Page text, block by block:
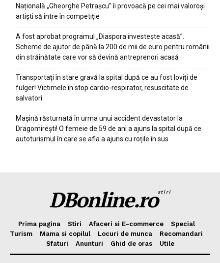
Națională „Gheorghe Petrașcu” îi provoacă pe cei mai valoroși
artiști să intre în competiție
A fost aprobat programul „Diaspora investește acasă”.
Scheme de ajutor de până la 200 de mii de euro pentru românii
din străinătate care vor să devină antreprenori acasă
Transportați în stare gravă la spital după ce au fost loviți de
fulger! Victimele în stop cardio-respirator, resuscitate de
salvatori
Mașină răsturnată în urma unui accident devastator la
Dragomirești! O femeie de 59 de ani a ajuns la spital după ce
autoturismul în care se afla a ajuns cu roțile în sus
DBonline.rostiri
Prima pagina Stiri Afaceri si E-commerce
Special
Turism
Mama si copilul Locuri de munca
Recomandari
Sfaturi
Anunturi Ghid de oras Utile